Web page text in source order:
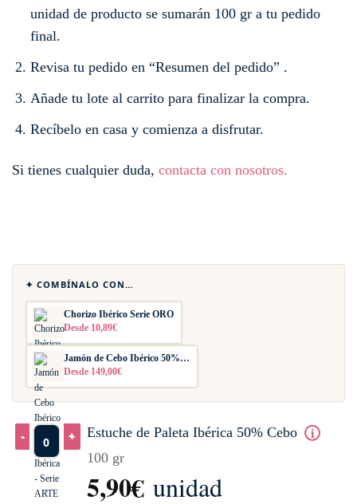
unidad de producto se sumarán 100 gr a tu pedido
final.
Revisa tu pedido en “Resumen del pedido” .
Añade tu lote al carrito para finalizar la compra.
Recíbelo en casa y comienza a disfrutar.
Si tienes cualquier duda, contacta con nosotros.
✦ COMBÍNALO CON…
Chorizo Ibérico Serie ORO
Desde 10,89€
Jamón de Cebo Ibérico 50%…
Desde 149,00€
Estuche de Paleta Ibérica 50% Cebo
100 gr
5,90€ unidad
Estuche de Paleta Ibérica 50% Cebo cantidad